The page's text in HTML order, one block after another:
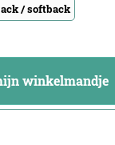
/ softback
winkelmandje